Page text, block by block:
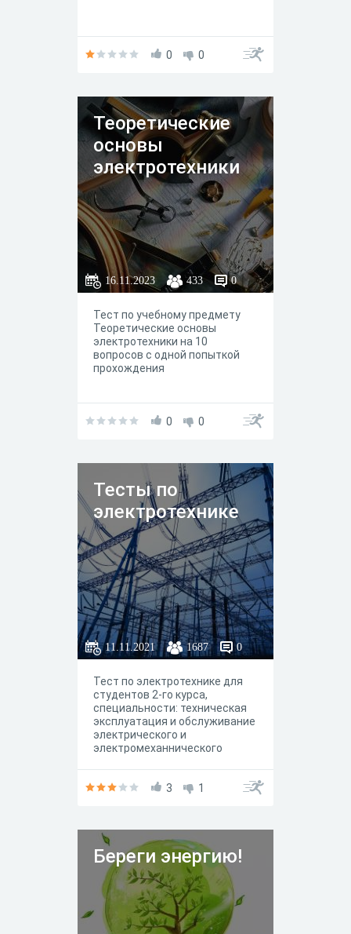
0 0
Теоретические
основы
электротехники
16.11.2023 433 0
Тест по учебному предмету
Теоретические основы
электротехники на 10
вопросов с одной попыткой
прохождения
0 0
Тесты по
электротехнике
11.11.2021 1687 0
Тест по электротехнике для
студентов 2-го курса,
специальности: техническая
эксплуатация и обслуживание
электрического и
электромеханнического
3 1
Береги энергию!